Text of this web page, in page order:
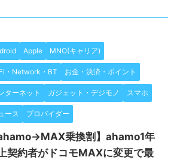
Apple MNO(キャリア)
・Network・BT お金・決済・ポイント
ターネット ガジェット・デジモノ スマホ
ース プロバイダー
ahamo→MAX乗換割】ahamo1年
契約者がドコモMAXに変更で最